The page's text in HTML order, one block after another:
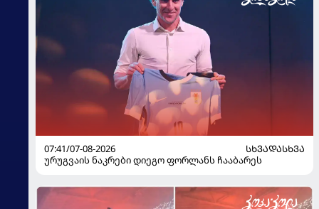
07:41/07-08-2026
ᲡᲮᲕᲐᲓᲐᲡᲮᲕᲐ
ურუგვაის ნაკრები დიეგო ფორლანს ჩააბარეს